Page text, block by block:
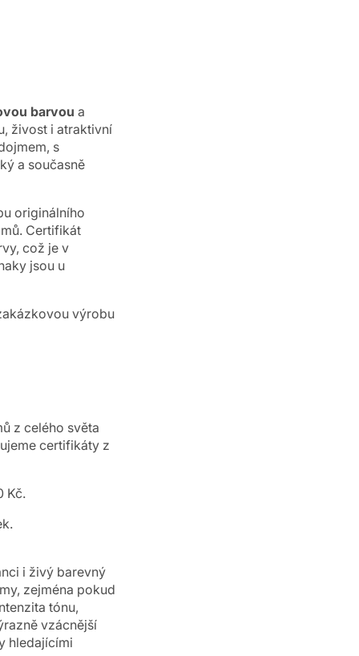
barvou a
živost i atraktivní
s
a současně
originálního
Certifikát
což je v
jsou u
výrobu
z celého světa
certifikáty z
Kč.
i živý barevný
zejména pokud
tónu,
vzácnější
hledajícími